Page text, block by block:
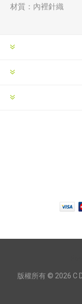
材質：內裡針織
版權所有 © 2026 C